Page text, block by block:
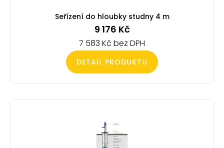
Seřízení do hloubky studny 4 m
9 176 Kč
7 583 Kč
DETAIL PRODUKTU